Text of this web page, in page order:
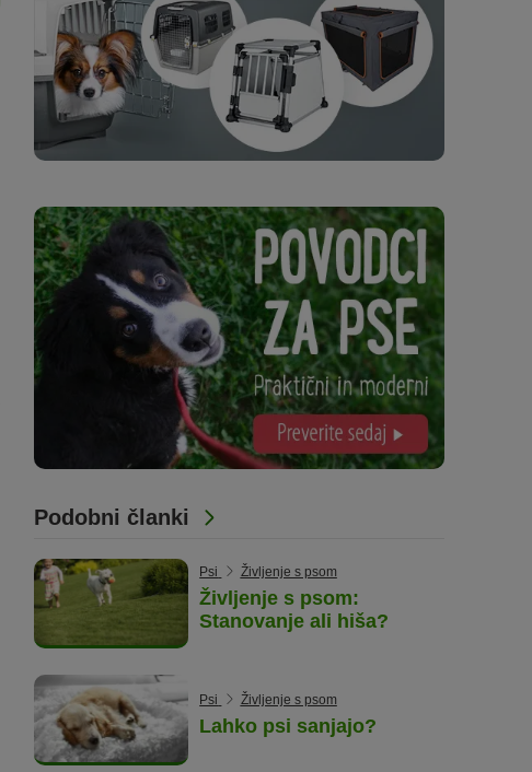
Podobni članki
Psi Življenje s psom
Življenje s psom:
Stanovanje ali hiša?
Psi Življenje s psom
Lahko psi sanjajo?